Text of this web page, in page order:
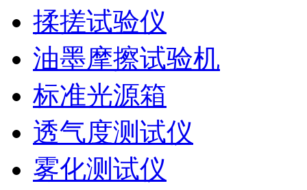
揉搓试验仪
油墨摩擦试验机
标准光源箱
透气度测试仪
雾化测试仪